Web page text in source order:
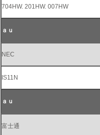
704HW. 201HW. 007HW
ａｕ
NEC
IS11N
ａｕ
富士通